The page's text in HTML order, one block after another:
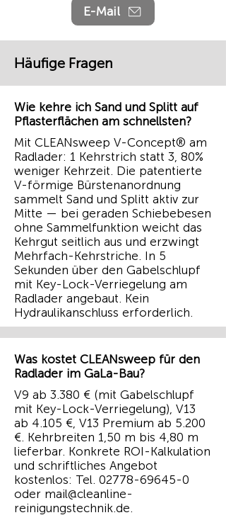
E-Mail
Häufige Fragen
Wie kehre ich Sand und Splitt auf
Pflasterflächen am schnellsten?
Mit CLEANsweep V-Concept® am
Radlader: 1 Kehrstrich statt 3, 80%
weniger Kehrzeit. Die patentierte
V-förmige Bürstenanordnung
sammelt Sand und Splitt aktiv zur
Mitte — bei geraden Schiebebesen
ohne Sammelfunktion weicht das
Kehrgut seitlich aus und erzwingt
Mehrfach-Kehrstriche. In 5
Sekunden über den Gabelschlupf
mit Key-Lock-Verriegelung am
Radlader angebaut. Kein
Hydraulikanschluss erforderlich.
Was kostet CLEANsweep für den
Radlader im GaLa-Bau?
V9 ab 3.380 € (mit Gabelschlupf
mit Key-Lock-Verriegelung), V13
ab 4.105 €, V13 Premium ab 5.200
€. Kehrbreiten 1,50 m bis 4,80 m
lieferbar. Konkrete ROI-Kalkulation
und schriftliches Angebot
kostenlos: Tel. 02778-69645-0
oder mail@cleanline-
reinigungstechnik.de.